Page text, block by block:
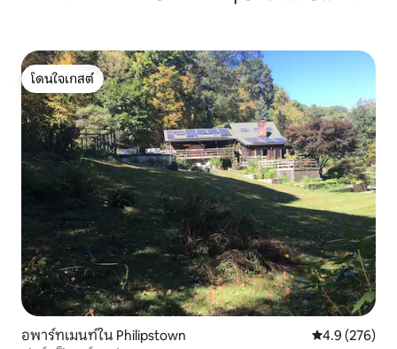
โดนใจเกสต์
โดนใจเกสต์
อพาร์ทเมนท์ใน Philipstown คะแนนเฉลี่ย
4.9 (276)